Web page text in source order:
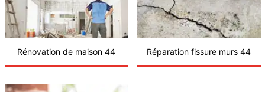
Rénovation de maison 44 Réparation fissure murs 44